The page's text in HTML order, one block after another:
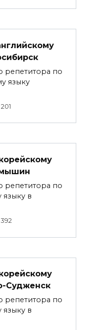
репетитора по
языку
201
репетитора по
языку в
392
Судженск
репетитора по
языку в